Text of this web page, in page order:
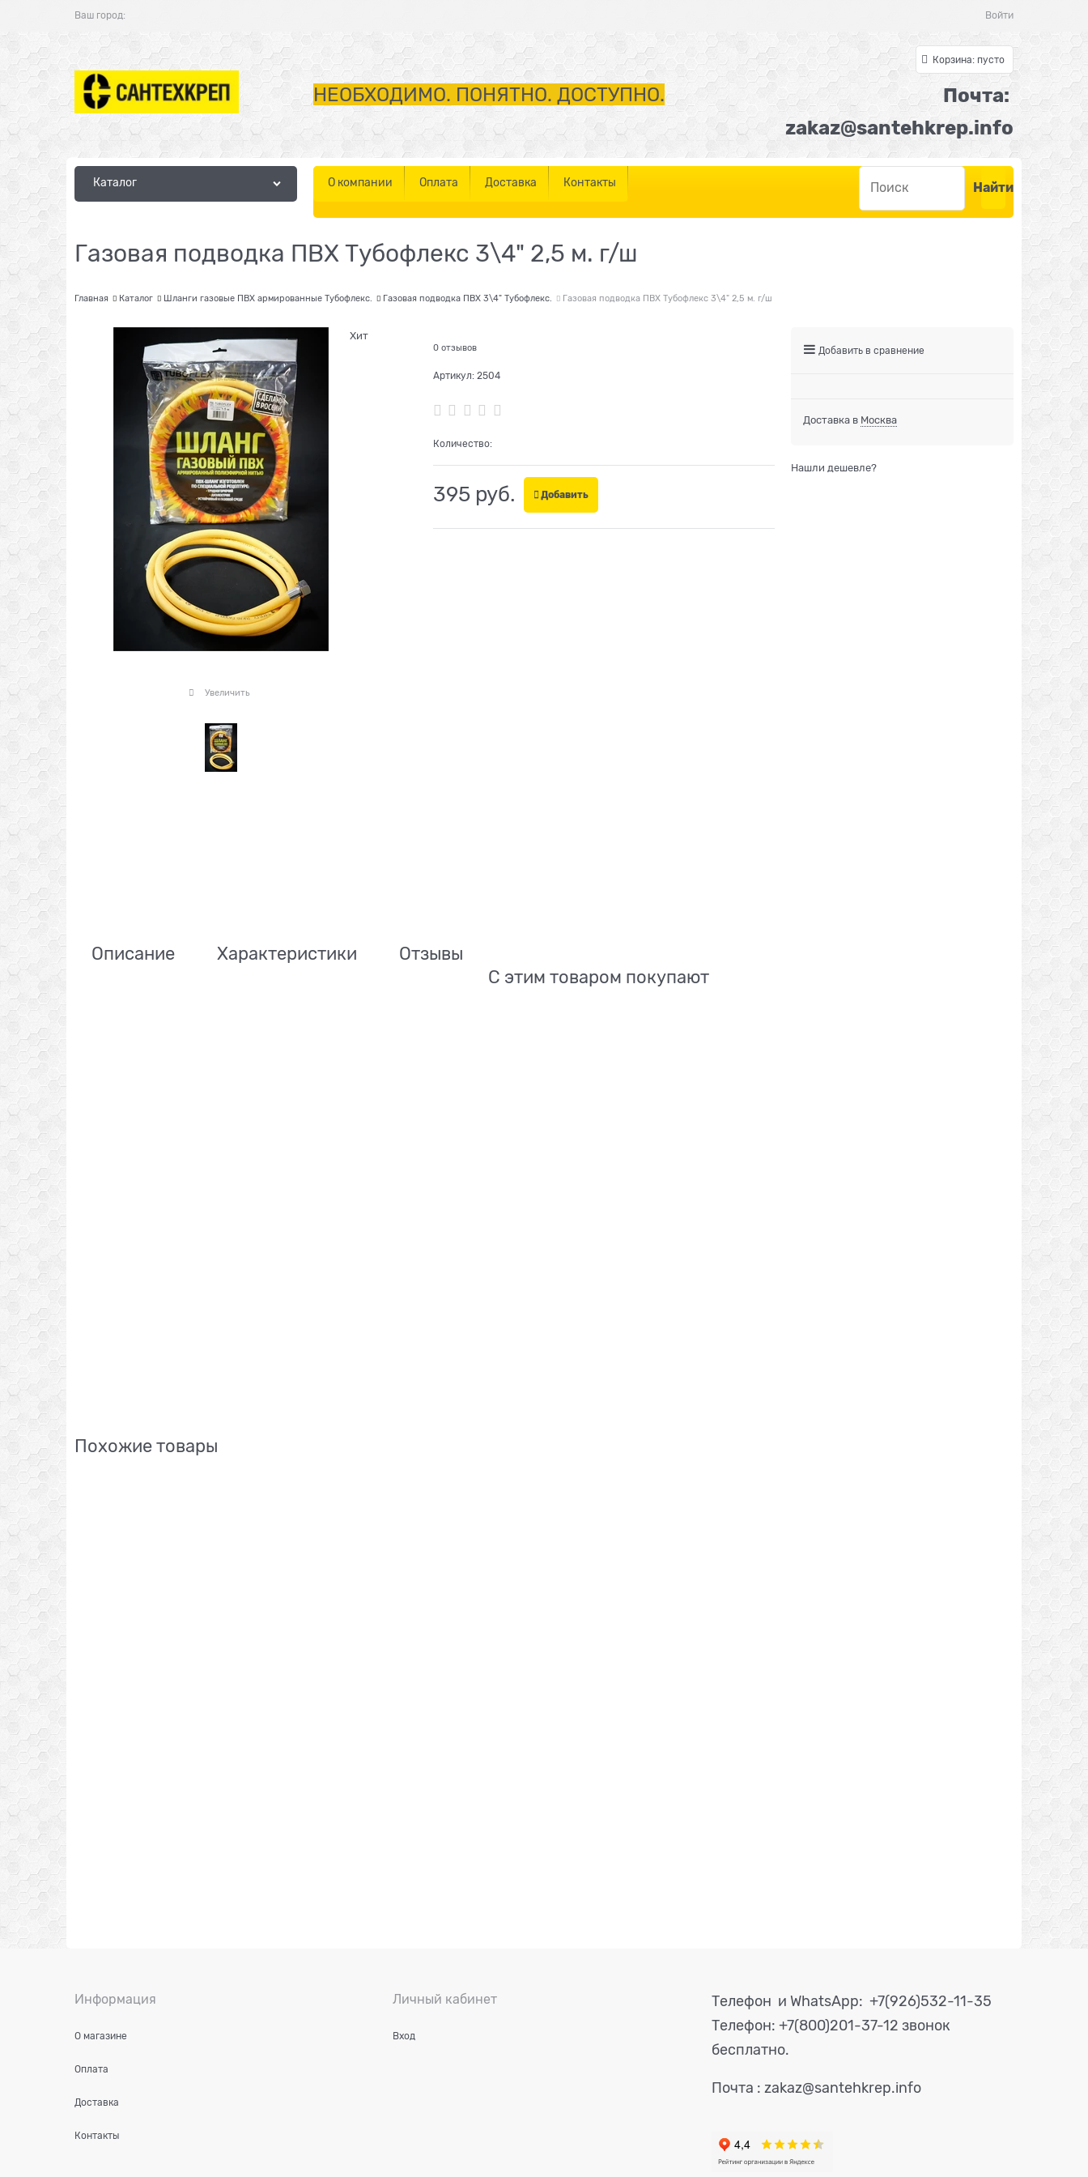
Ваш город: Войти
НЕОБХОДИМО. ПОНЯТНО. ДОСТУПНО.
Корзина: пусто
Почта:
zakaz@santehkrep.info
Каталог О компании Оплата Доставка Контакты Найти
Газовая подводка ПВХ Тубофлекс 3\4" 2,5 м. г/ш
Главная Каталог Шланги газовые ПВХ армированные Тубофлекс. Газовая подводка ПВХ 3\4" Тубофлекс. Газовая подводка ПВХ Тубофлекс 3\4" 2,5 м. г/ш
Хит
Увеличить
0 отзывов
Артикул: 2504
Количество:
395 руб. Добавить
Описание Характеристики
Отзывы
С этим товаром покупают
Похожие товары
Добавить в сравнение
Доставка в Москва
Нашли дешевле?
Информация
О магазине
Оплата
Доставка
Контакты
Личный кабинет
Вход
Телефон и WhatsApp: +7(926)532-11-35
Телефон: +7(800)201-37-12 звонок
бесплатно.
Почта : zakaz@santehkrep.info